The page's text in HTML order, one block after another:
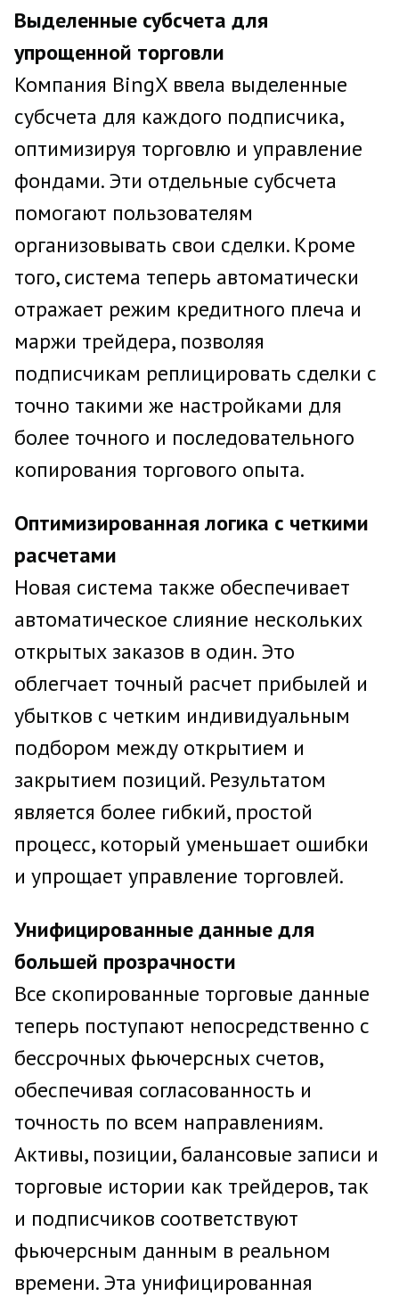
Выделенные субсчета для
упрощенной торговли
Компания BingX ввела выделенные
субсчета для каждого подписчика,
оптимизируя торговлю и управление
фондами. Эти отдельные субсчета
помогают пользователям
организовывать свои сделки. Кроме
того, система теперь автоматически
отражает режим кредитного плеча и
маржи трейдера, позволяя
подписчикам реплицировать сделки с
точно такими же настройками для
более точного и последовательного
копирования торгового опыта.
Оптимизированная логика с четкими
расчетами
Новая система также обеспечивает
автоматическое слияние нескольких
открытых заказов в один. Это
облегчает точный расчет прибылей и
убытков с четким индивидуальным
подбором между открытием и
закрытием позиций. Результатом
является более гибкий, простой
процесс, который уменьшает ошибки
и упрощает управление торговлей.
Унифицированные данные для
большей прозрачности
Все скопированные торговые данные
теперь поступают непосредственно с
бессрочных фьючерсных счетов,
обеспечивая согласованность и
точность по всем направлениям.
Активы, позиции, балансовые записи и
торговые истории как трейдеров, так
и подписчиков соответствуют
фьючерсным данным в реальном
времени. Эта унифицированная